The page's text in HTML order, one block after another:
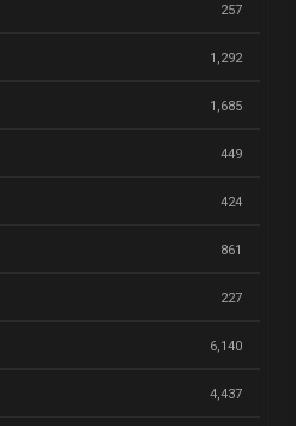
257
1,292
1,685
449
424
861
227
6,140
4,437